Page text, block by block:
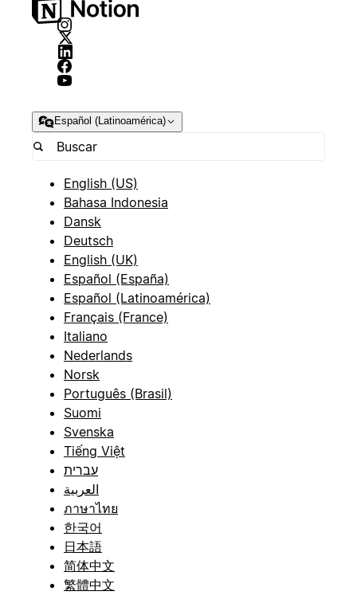
Español (Latinoamérica)
English (US)
Bahasa Indonesia
Dansk
Deutsch
English (UK)
Español (España)
Español (Latinoamérica)
Français (France)
Italiano
Nederlands
Norsk
Português (Brasil)
Suomi
Svenska
Tiếng Việt
עברית
العربية
ภาษาไทย
한국어
日本語
简体中文
繁體中文